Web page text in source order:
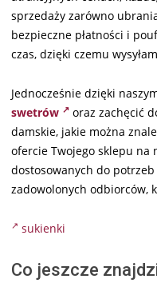
sprzedaży zarówno
bezpieczne płatności i
czas, dzięki czemu
Jednocześnie dzięki
swetrów
oraz zachęcić
damskie, jakie można
ofercie Twojego sklepu na
dostosowanych do
zadowolonych odbiorców,
sukienki
Co jeszcze